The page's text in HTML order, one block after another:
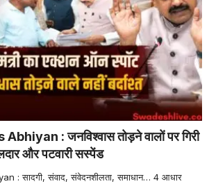
: जनविश्वास तोड़ने वालों पर गिरी
और पटवारी सस्पेंड
: सादगी, संवाद, संवेदनशीलता, समाधान… 4 आधार